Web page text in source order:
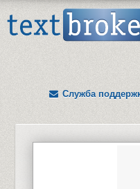
Служба